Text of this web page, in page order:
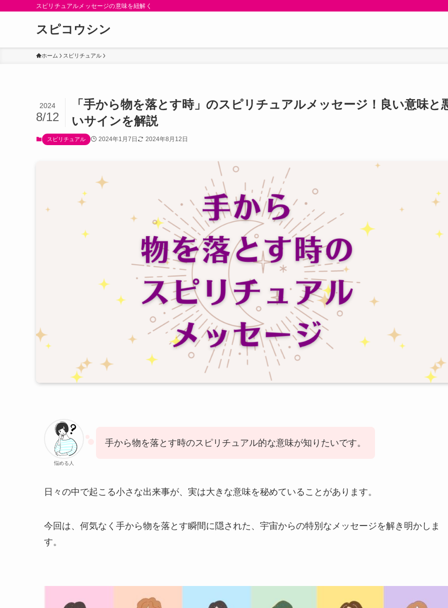
スピリチュアルメッセージの意味を紐解く
スピコウシン
ホーム スピリチュアル
「手から物を落とす時」のスピリチュアルメッセージ！良い意味と
いサインを解説
2024
8/12
スピリチュアル 2024年1月7日 2024年8月12日
悩める人
手から物を落とす時のスピリチュアル的な意味が知りたいです。
日々の中で起こる小さな出来事が、実は大きな意味を秘めていることがあります。
今回は、何気なく手から物を落とす瞬間に隠された、宇宙からの特別なメッセージを解き明かしま
す。